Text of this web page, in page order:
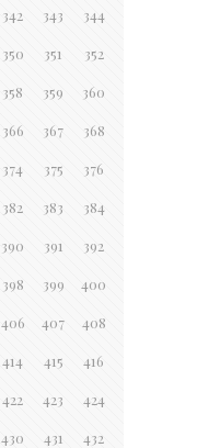
342 343 344
350 351 352
358 359 360
366 367 368
374 375 376
382 383 384
390 391 392
398 399 400
406 407 408
414 415 416
422 423 424
430 431 432